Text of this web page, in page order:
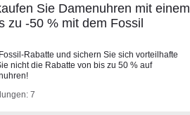
Sie Damenuhren mit einem
zu -50 % mit dem Fossil
Rabatte und sichern Sie sich vorteilhafte
nicht die Rabatte von bis zu 50 % auf
7